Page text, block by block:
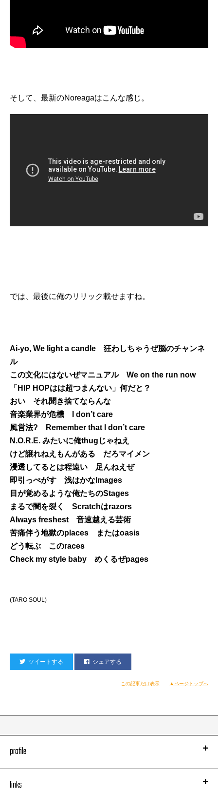
そして、最新のNoreagaはこんな感じ。
では、最後に俺のリリック載せますね。
Ai-yo, We light a candle 狂わしちゃうぜ脳のチャンネ
ル
この文化にはないぜマニュアル We on the run now
「HIP HOPはは超つまんない」何だと？
おい それ聞き捨てならんな
音楽業界が危機 I don’t care
風営法? Remember that I don’t care
N.O.R.E. みたいに俺thugじゃねえ
けど譲れねえもんがある だろマイメン
浸透してるとは程遠い 足んねえぜ
即引っぺがす 浅はかなImages
目が覚めるような俺たちのStages
まるで闇を裂く Scratchはrazors
Always freshest 音速越える芸術
苦痛伴う地獄のplaces またはoasis
どう転ぶ このraces
Check my style baby めくるぜpages
(TARO SOUL)
ツイートする シェアする
この記事だけ表示 ▲ページトップへ
profile
links